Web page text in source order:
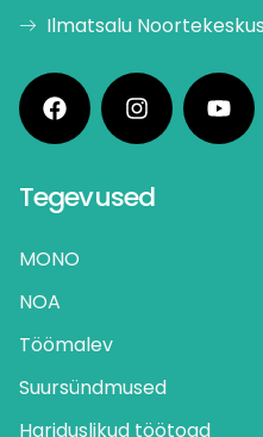
Ilmatsalu
Tegevused
MONO
NOA
Töömalev
Suursündmused
Hariduslikud töötoad